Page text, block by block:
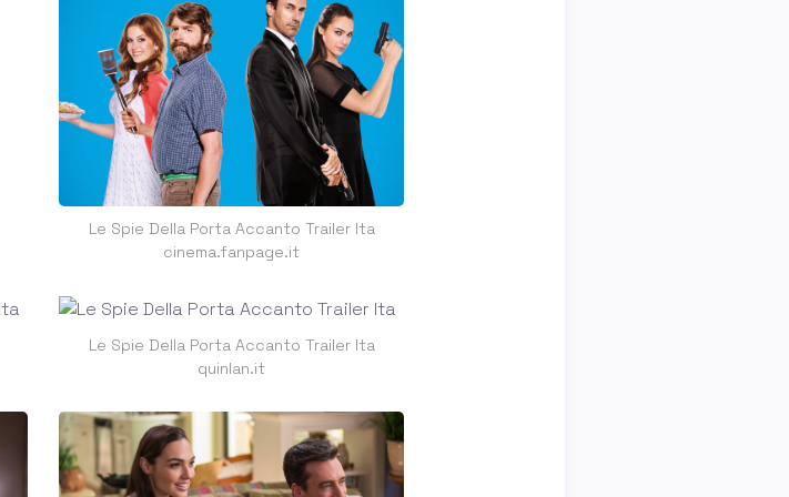
Le Spie Della Porta Accanto Trailer Ita
cinema.fanpage.it
Le Spie Della Porta Accanto Trailer Ita
quinlan.it